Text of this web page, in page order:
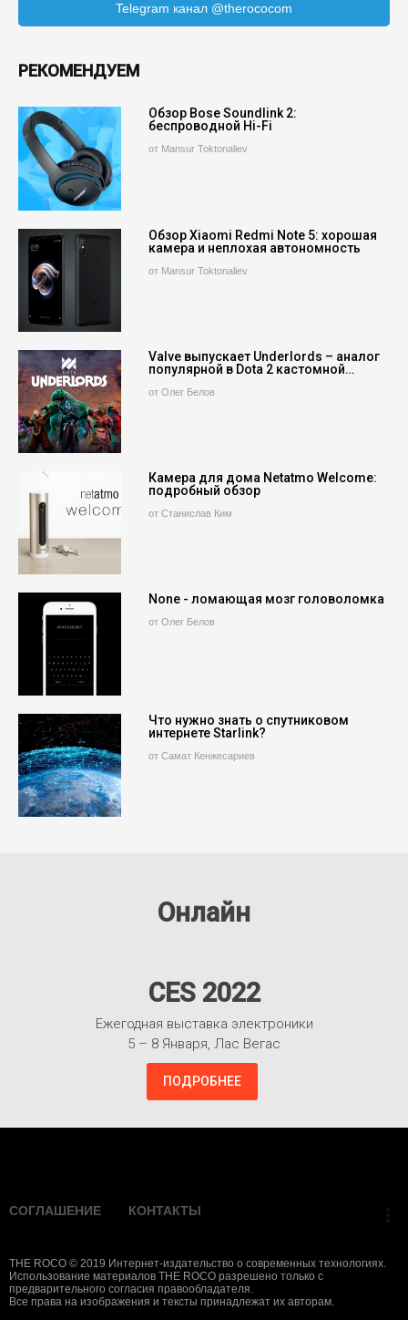
Telegram канал @therococom
РЕКОМЕНДУЕМ
Обзор Bose Soundlink 2:
беспроводной Hi-Fi
от Mansur Toktonaliev
Обзор Xiaomi Redmi Note 5: хорошая
камера и неплохая автономность
от Mansur Toktonaliev
Valve выпускает Underlords – аналог
популярной в Dota 2 кастомной…
от Олег Белов
Камера для дома Netatmo Welcome:
подробный обзор
от Станислав Ким
None - ломающая мозг головоломка
от Олег Белов
Что нужно знать о спутниковом
интернете Starlink?
от Самат Кенжесариев
Онлайн
CES 2022
Ежегодная выставка электроники
5 – 8 Января, Лас Вегас
ПОДРОБНЕЕ
СОГЛАШЕНИЕ КОНТАКТЫ
THE ROCO © 2019 Интернет-издательство о современных технологиях.
Использование материалов THE ROCO разрешено только с
предварительного согласия правообладателя.
Все права на изображения и тексты принадлежат их авторам.